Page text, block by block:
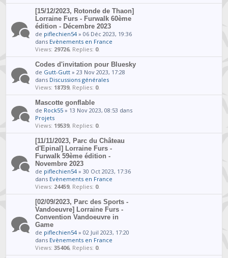
[15/12/2023, Rotonde de Thaon]
Lorraine Furs - Furwalk 60ème
édition - Décembre 2023
de piflechien54» 06 Déc 2023, 19:36
dans Evènements en France
Views: 29726, Replies: 0.
Codes d'invitation pour Bluesky
de Gutt-Gutt » 23 Nov 2023, 17:28
dans Discussions générales
Views: 18739, Replies: 0.
Mascotte gonflable
de Rock55 » 13 Nov 2023, 08:53 dans
Projets
Views: 19539, Replies: 0.
[11/11/2023, Parc du Château
d'Epinal] Lorraine Furs -
Furwalk 59ème édition -
Novembre 2023
de piflechien54» 30 Oct 2023, 17:36
dans Evènements en France
Views: 24459, Replies: 0.
[02/09/2023, Parc des Sports -
Vandoeuvre] Lorraine Furs -
Convention Vandoeuvre in
Game
de piflechien54» 02 Juil 2023, 17:20
dans Evènements en France
Views:35406, Replies: 0.